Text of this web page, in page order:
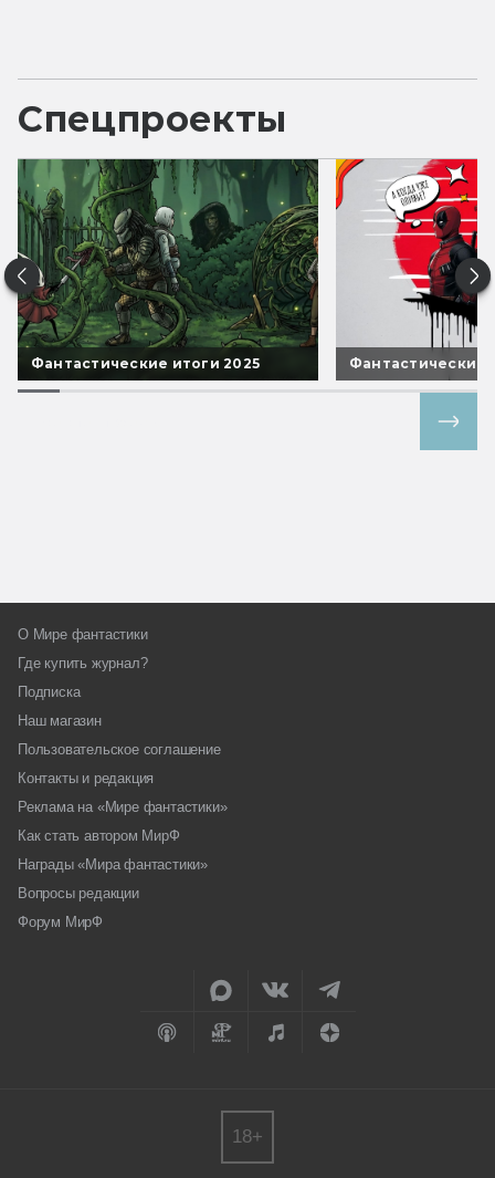
Спецпроекты
Фантастические итоги 2025 Фантастические
О Мире фантастики
Где купить журнал?
Подписка
Наш магазин
Пользовательское соглашение
Контакты и редакция
Реклама на «Мире фантастики»
Как стать автором МирФ
Награды «Мира фантастики»
Вопросы редакции
Форум МирФ
18+